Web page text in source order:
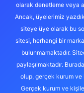
olarak denetleme veya
Ancak, üyelerimiz
siteye üye olarak bu
sitesi, herhangi bir
bulunmamaktadır.
paylaşılmaktadır.
olup, gerçek kurum ve
Gerçek kurum ve